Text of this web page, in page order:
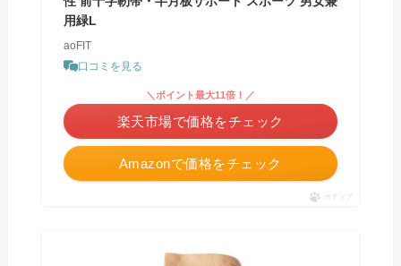
用緑L
aoFIT
口コミを見る
Amazonで価格をチェック
＼ポイント最大11倍！／
楽天市場で価格をチェック
ポチップ